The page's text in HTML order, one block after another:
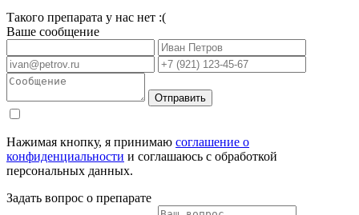
Такого препарата у нас нет :(
Ваше сообщение
Отправить
Нажимая кнопку, я принимаю соглашение о
конфиденциальности и соглашаюсь с обработкой
персональных данных.
Задать вопрос о препарате